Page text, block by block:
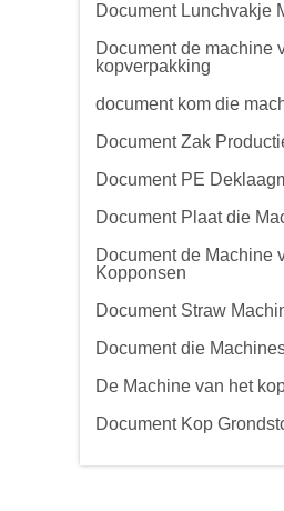
Document Lunchvakje
Document de machine
kopverpakking
document kom die
Document Zak
Document PE
Document Plaat die
Document de Machine
Kopponsen
Document Straw
Document die
De Machine van het
Document Kop